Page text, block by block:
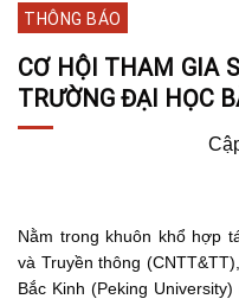
THÔNG BÁO
CƠ HỘI THAM GIA
TRƯỜNG ĐẠI HỌC
Nằm trong khuôn khổ hợp
và Truyền thông
Bắc Kinh (Peking